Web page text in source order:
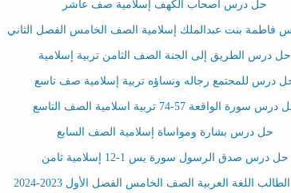
حل درس أصحاب الكهف إسلامية صف عاشر
فاطمة بنت عبدالملك إسلامية الصف الخامس الفصل الثاني
حل درس الطريق إلى الجنة الصف الثامن تربية إسلامية
درس للمجتمع رجاله ونساؤه تربية إسلامية صف تاسع
سورة الواقعة 57-74 تربية اسلامية الصف التاسع
حل درس بشارة ومواساة إسلامية الصف السابع
حل درس صدق الرسول سورة يس 1-12 إسلامية ثامن
اللغة العربية الصف الخامس الفصل الأول 2023-2024